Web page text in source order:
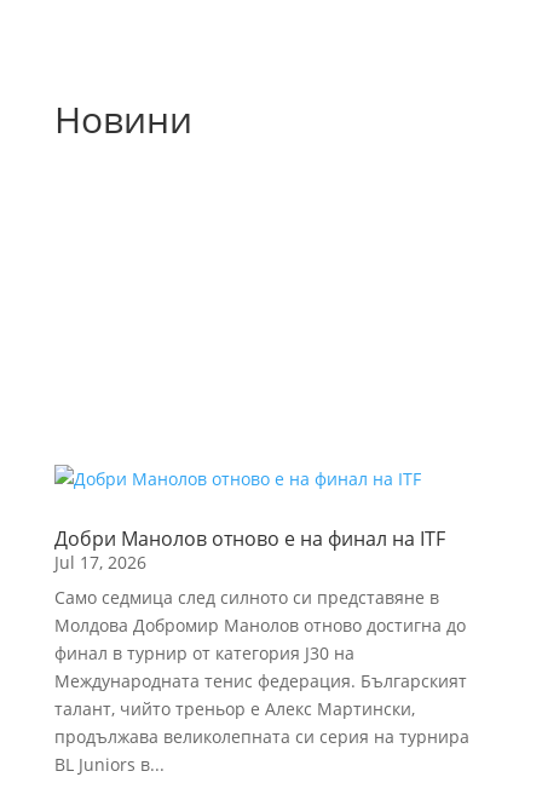
Новини
Добри Манолов отново е на финал на ITF
Jul 17, 2026
Само седмица след силното си представяне в
Молдова Добромир Манолов отново достигна до
финал в турнир от категория J30 на
Международната тенис федерация. Българският
талант, чийто треньор е Алекс Мартински,
продължава великолепната си серия на турнира
BL Juniors в...